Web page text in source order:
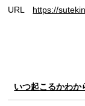
URL https://
いつ起こるかわか